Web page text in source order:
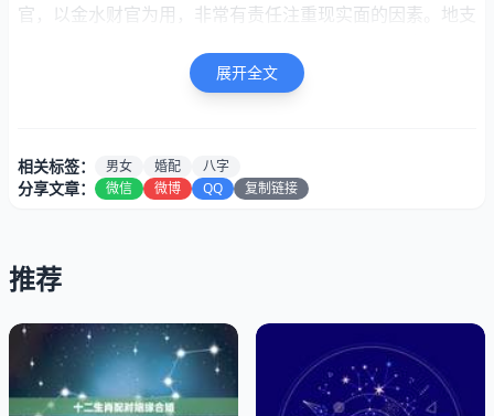
官，以金水财官为用，非常有责任注重现实面的因素。地支
则合金，所以夫妻宫合则为喜用，夫妻星辛金亦为喜用。明
官重重，乍看有点爱玩任性，但是幸好有地支戊戌燥土正印
丑年，印比扶身，合克子水为喜，也利于感情。但是年甲辰
年，甲木正财坏印，地支申子辰三合水局，一定一定要注意
收敛心性，不要玩太过了。
至于两个夫妻宫互相比较，这不是子平八字的思路，八字是
独立系统，不能跨系统作用，只能通过大运、微观环境和宏
展开全文
相关标签： 男女 婚配 八字
分享文章： 微信 微博 QQ 复制链接
推荐